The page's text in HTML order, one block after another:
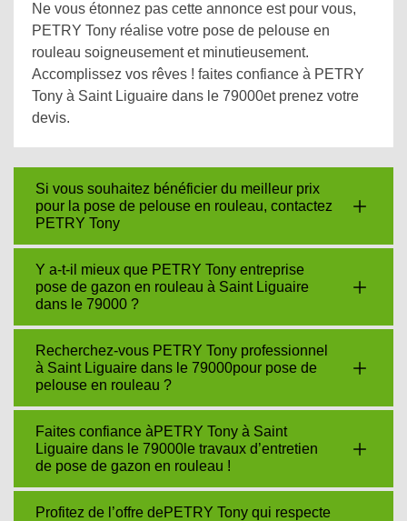
Ne vous étonnez pas cette annonce est pour vous,
PETRY Tony réalise votre pose de pelouse en
rouleau soigneusement et minutieusement.
Accomplissez vos rêves ! faites confiance à PETRY
Tony à Saint Liguaire dans le 79000et prenez votre
devis.
Si vous souhaitez bénéficier du meilleur prix
pour la pose de pelouse en rouleau, contactez
PETRY Tony
Y a-t-il mieux que PETRY Tony entreprise
pose de gazon en rouleau à Saint Liguaire
dans le 79000 ?
Recherchez-vous PETRY Tony professionnel
à Saint Liguaire dans le 79000pour pose de
pelouse en rouleau ?
Faites confiance àPETRY Tony à Saint
Liguaire dans le 79000le travaux d’entretien
de pose de gazon en rouleau !
Profitez de l’offre dePETRY Tony qui respecte